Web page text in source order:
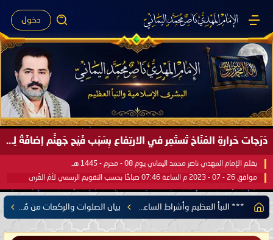
دخول
دَرَجات حَرارةِ المُنَاخ تَستَمِر في الارتِفاع بِسَبَب فَيْح جَهنَّم إضافَةً لِحرارةِ الشَّمس في مُحكَم القُرآن العَظيم ..
بقلم الإمام المهدي ناصر محمد اليماني يوم 08 - محرم - 1445 هـ
موافق 26 - 07 - 2023 م الساعة 07:46 صباحًا بحسب التقويم الرسمي لأمّ القُرى